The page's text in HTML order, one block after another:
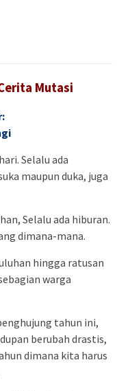
Mutasi
Selalu ada
maupun duka, juga
Selalu ada hiburan.
dimana-mana.
hingga ratusan
warga
tahun ini,
berubah drastis,
dimana kita harus